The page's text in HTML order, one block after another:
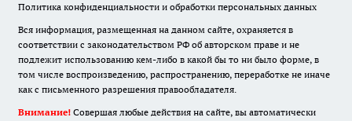
Политика конфиденциальности и обработки персональных данных
Вся информация, размещенная на данном сайте, охраняется в
соответствии с законодательством РФ об авторском праве и не
подлежит использованию кем-либо в какой бы то ни было форме, в
том числе воспроизведению, распространению, переработке не иначе
как с письменного разрешения правообладателя.
Внимание! Совершая любые действия на сайте, вы автоматически